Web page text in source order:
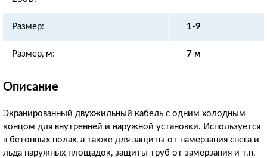
Размер: 1-9
Размер, м: 7 м
Описание
Экранированный двухжильный кабель с одним холодным
концом для внутренней и наружной установки. Используется
в бетонных полах, а также для защиты от намерзания снега и
льда наружных площадок, защиты труб от замерзания и т.п.